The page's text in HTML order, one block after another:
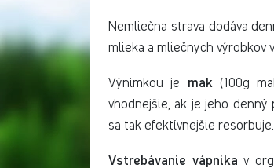
Nemliečna strava dodáva
mlieka a mliečnych výrobkov
Výnimkou je mak
(100g
vhodnejšie, ak je jeho
sa tak efektívnejšie resorbuje.
Vstrebávanie vápnika v